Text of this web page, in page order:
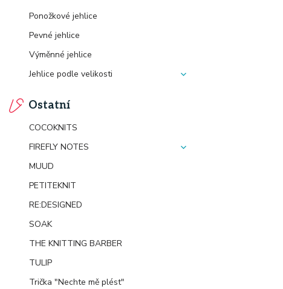
Ponožkové jehlice
Pevné jehlice
Výměnné jehlice
Jehlice podle velikosti
Ostatní
COCOKNITS
FIREFLY NOTES
MUUD
PETITEKNIT
RE:DESIGNED
SOAK
THE KNITTING BARBER
TULIP
Trička "Nechte mě plést"